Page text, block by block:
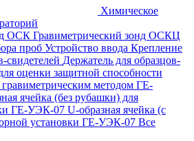
Химическое
ОСК Гравиметрический зонд ОСКЦ
проб Устройство ввода Крепление
свидетелей Держатель для образцов-
оценки защитной способности
методом ГЕ-
ячейка (без рубашки) для
ГЕ-УЭК-07 U-образная ячейка (с
установки ГЕ-УЭК-07 Все